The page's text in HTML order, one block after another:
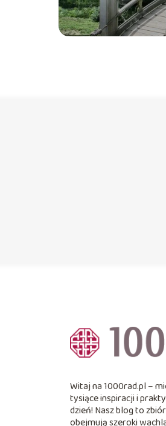
Witaj na 1000rad.pl –
tysiące inspiracji i
dzień! Nasz blog to
obejmują szeroki